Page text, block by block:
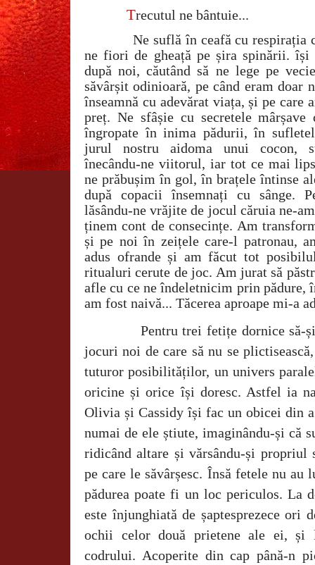
Trecutul ne bântuie...
Ne suflă în ceafă cu respirația
ne fiori de gheață pe șira spinării. își
după noi, căutând să ne lege pe
săvârșit odinioară, pe când eram doar
înseamnă cu adevărat viața, și pe care
preț. Ne sfâșie cu secretele
îngropate în inima pădurii, în
jurul nostru aidoma unui cocon,
înecându-ne viitorul, iar tot ce mai
ne prăbușim în gol, în brațele întinse
după copacii însemnați cu sânge.
lăsându-ne vrăjite de jocul căruia ne-
ținem cont de consecințe. Am
și pe noi în zeițele care-l patronau,
adus ofrande și am făcut tot
ritualuri cerute de joc. Am jurat să
afle cu ce ne îndeletnicim prin pădure,
am fost naivă... Tăcerea aproape mi-a
Pentru trei fetițe dornice să-
jocuri noi de care să nu se
tuturor posibilităților, un univers
oricine și orice își doresc. Astfel ia
Olivia și Cassidy își fac un obicei din
numai de ele știute, imaginându-și că
ridicând altare și vărsându-și
pe care le săvârșesc. Însă fetele nu au
pădurea poate fi un loc periculos. La
este înjunghiată de șaptesprezece ori
ochii celor două prietene ale ei, și
codrului. Acoperite din cap până-n